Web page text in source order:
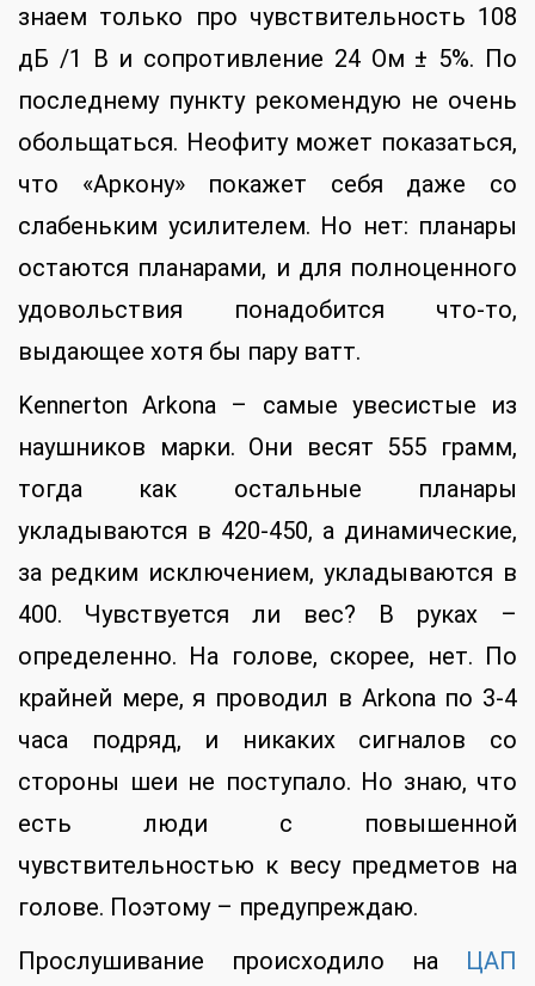
знаем только про чувствительность 108
дБ /1 В и сопротивление 24 Ом ± 5%. По
последнему пункту рекомендую не очень
обольщаться. Неофиту может показаться,
что «Аркону» покажет себя даже со
слабеньким усилителем. Но нет: планары
остаются планарами, и для полноценного
удовольствия понадобится что-то,
выдающее хотя бы пару ватт.
Kennerton Arkona – самые увесистые из
наушников марки. Они весят 555 грамм,
тогда как остальные планары
укладываются в 420-450, а динамические,
за редким исключением, укладываются в
400. Чувствуется ли вес? В руках –
определенно. На голове, скорее, нет. По
крайней мере, я проводил в Arkona по 3-4
часа подряд, и никаких сигналов со
стороны шеи не поступало. Но знаю, что
есть люди с повышенной
чувствительностью к весу предметов на
голове. Поэтому – предупреждаю.
Прослушивание происходило на ЦАП